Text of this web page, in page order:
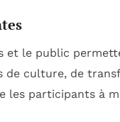
et le public
de culture, de
les participants à